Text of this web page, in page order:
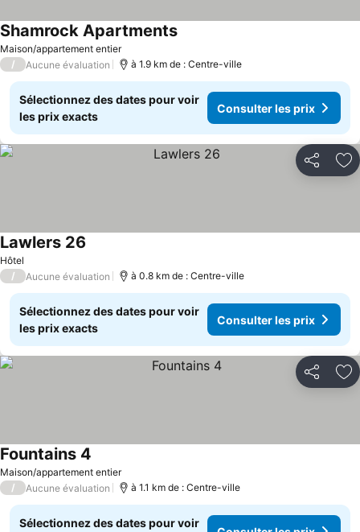
Maison/appartement entier
Shamrock ApartmentsConsulter les prix
/ Aucune évaluation à 1.9 km de : Centre-ville
Sélectionnez des dates pour voir
les prix exacts
Consulter les prix
Partager
Hôtel
Lawlers 26
/ Aucune évaluation à 0.8 km de : Centre-ville
Sélectionnez des dates pour voir
les prix exacts
Consulter les prix
Partager
Maison/appartement entier
Fountains 4
/ Aucune évaluation à 1.1 km de : Centre-ville
Sélectionnez des dates pour voir